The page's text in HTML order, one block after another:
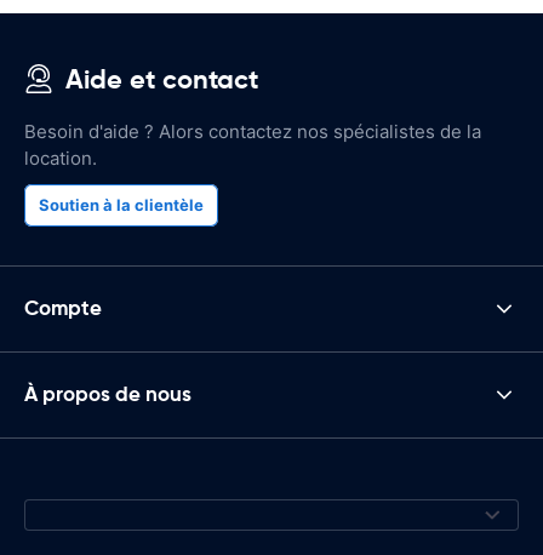
Aide et contact
Besoin d'aide ? Alors contactez nos spécialistes de la
location.
Soutien à la clientèle
Compte
À propos de nous